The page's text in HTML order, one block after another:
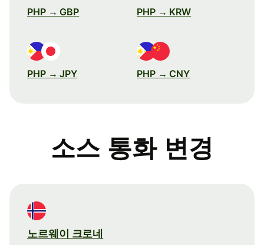
PHP → GBP PHP → KRW
PHP → JPY PHP → CNY
소스 통화 변경
노르웨이 크로네